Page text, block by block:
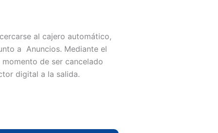
al cajero automático,
a Anuncios. Mediante el
de ser cancelado
digital a la salida.